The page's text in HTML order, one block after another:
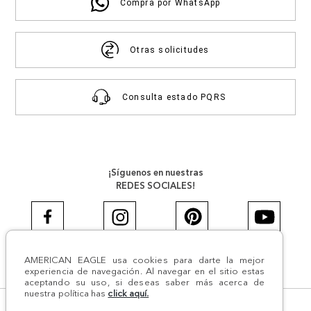
AMERICAN EAGLE usa cookies para darte la mejor
experiencia de navegación. Al navegar en el sitio estas
aceptando su uso, si deseas saber más acerca de
nuestra política has click aquí.
Compra por WhatsApp
Otras solicitudes
Consulta estado PQRS
¡Síguenos en nuestras
REDES SOCIALES!
#AEJEANS #AerieREALCOL